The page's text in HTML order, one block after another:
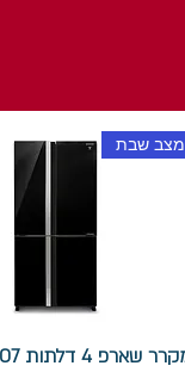
מצב שבת